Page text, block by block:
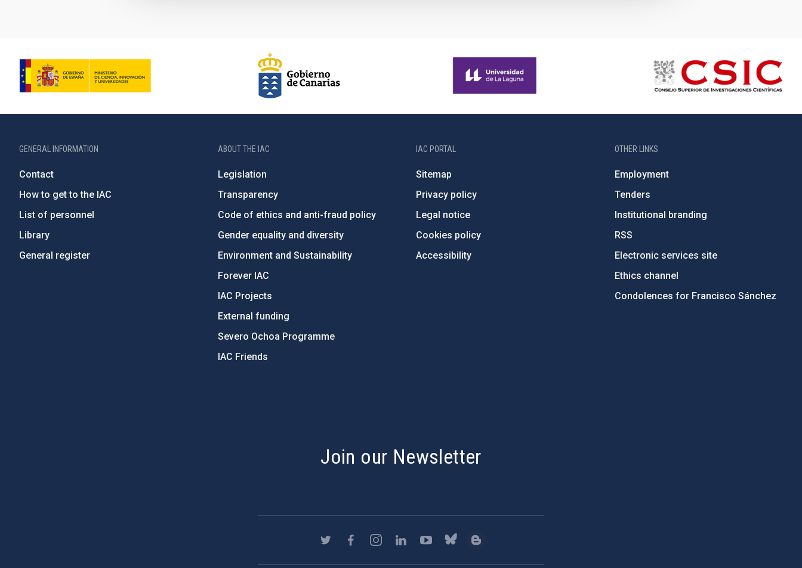
GENERAL INFORMATION
Contact
How to get to the IAC
List of personnel
Library
General register
ABOUT THE IAC
Legislation
Transparency
Code of ethics and anti-fraud policy
Gender equality and diversity
Environment and Sustainability
Forever IAC
IAC Projects
External funding
Severo Ochoa Programme
IAC Friends
IAC PORTAL
Sitemap
Privacy policy
Legal notice
Cookies policy
Accessibility
OTHER LINKS
Employment
Tenders
Institutional branding
RSS
Electronic services site
Ethics channel
Condolences for Francisco Sánchez
Join our Newsletter